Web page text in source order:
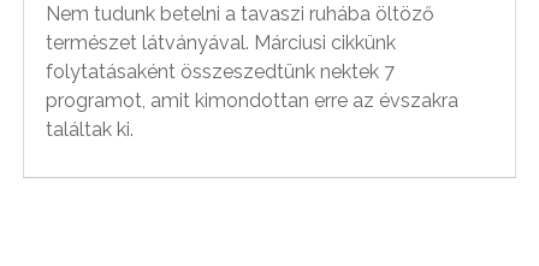
Nem tudunk betelni a tavaszi ruhába öltöző
természet látványával. Márciusi cikkünk
folytatásaként összeszedtünk nektek 7
programot, amit kimondottan erre az évszakra
találtak ki.